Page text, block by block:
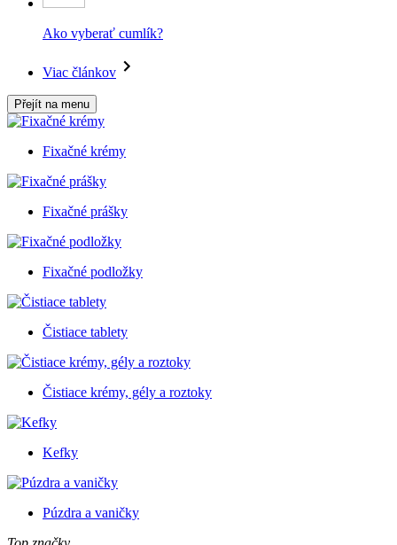
Ako vyberať cumlík?
Viac článkov
Přejít na menu
Fixačné krémy
Fixačné prášky
Fixačné podložky
Čistiace tablety
Čistiace krémy, gély a roztoky
Kefky
Púzdra a vaničky